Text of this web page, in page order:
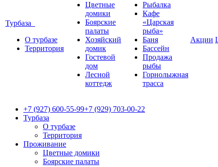
Турбаза
О турбазе
Территория
Цветные
домики
Боярские
палаты
Хозяйский
домик
Гостевой
дом
Лесной
коттедж
Рыбалка
Кафе
«Царская
рыба»
Баня
Бассейн
Продажа
рыбы
Горнолыжная
трасса
Акции
+7 (927) 600-55-99+7 (929) 703-00-22
Турбаза
О турбазе
Территория
Проживание
Цветные домики
Боярские палаты